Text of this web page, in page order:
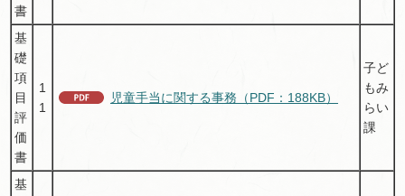
書
基
礎
項
目
評
価
書
1
1
児童手当に関する事務（PDF：188KB）
子ど
もみ
らい
課
基